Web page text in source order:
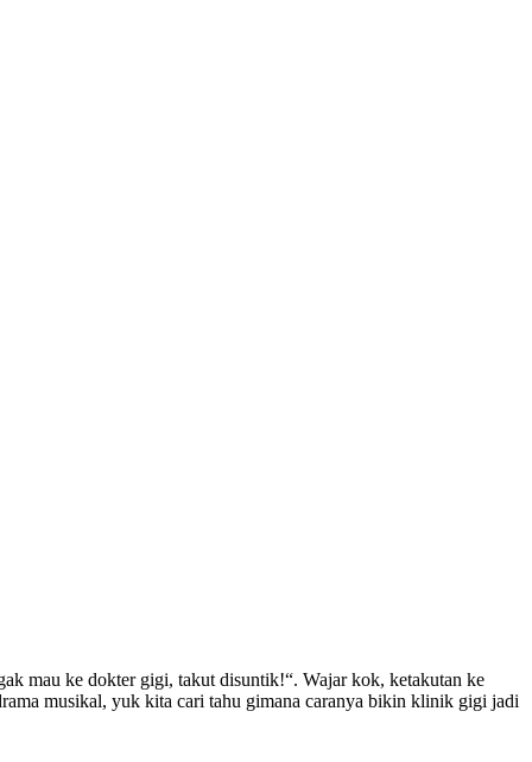
mau ke dokter gigi, takut disuntik!“. Wajar kok, ketakutan ke
musikal, yuk kita cari tahu gimana caranya bikin klinik gigi jadi